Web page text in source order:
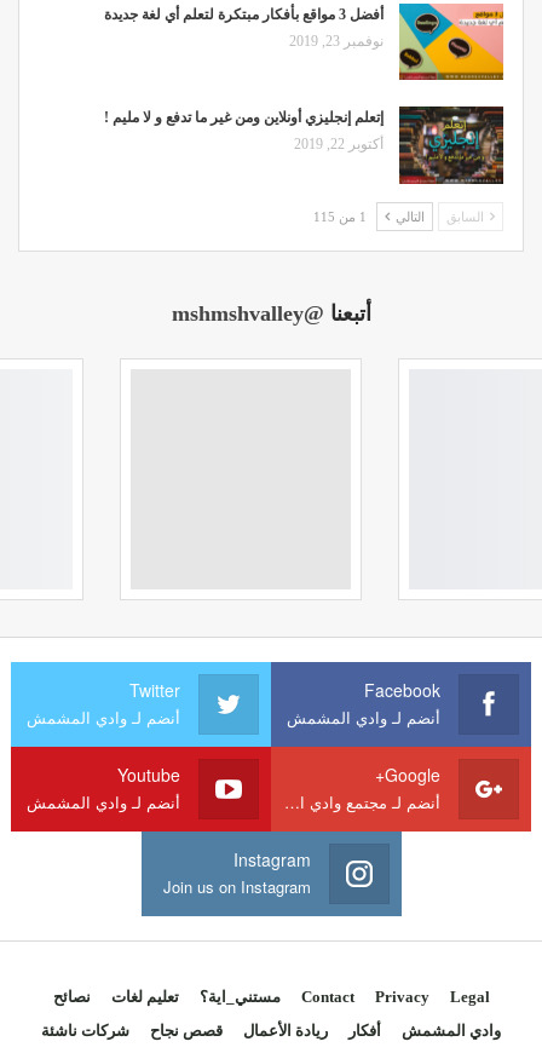
أفضل 3 مواقع بأفكار مبتكرة لتعلم أي لغة جديدة
نوفمبر 23, 2019
إتعلم إنجليزي أونلاين ومن غير ما تدفع و لا مليم !
أكتوبر 22, 2019
السابق التالي 1 من 115
أتبعنا @mshmshvalley
Facebook
أنضم لـ وادي المشمش
Twitter
أنضم لـ وادي المشمش
Google+
أنضم لـ مجتمع وادي المشمش
Youtube
أنضم لـ وادي المشمش
Instagram
Join us on Instagram
Legal
Privacy
Contact مستني_اية؟ تعليم لغات
نصائح
وادي المشمش
أفكار ريادة الأعمال قصص نجاح شركات ناشئة